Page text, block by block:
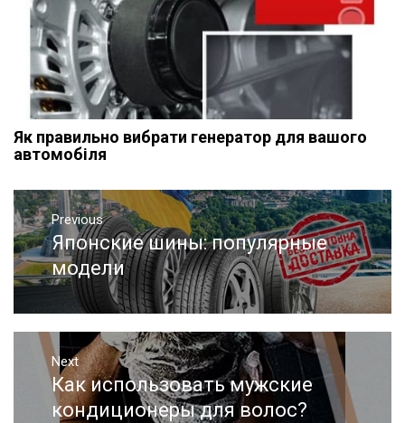
Як правильно вибрати генератор для вашого
автомобіля
Навигация
по
записям
Previous
Previous
post:
Японские шины: популярные
модели
Next
Next
post:
Как использовать мужские
кондиционеры для волос?